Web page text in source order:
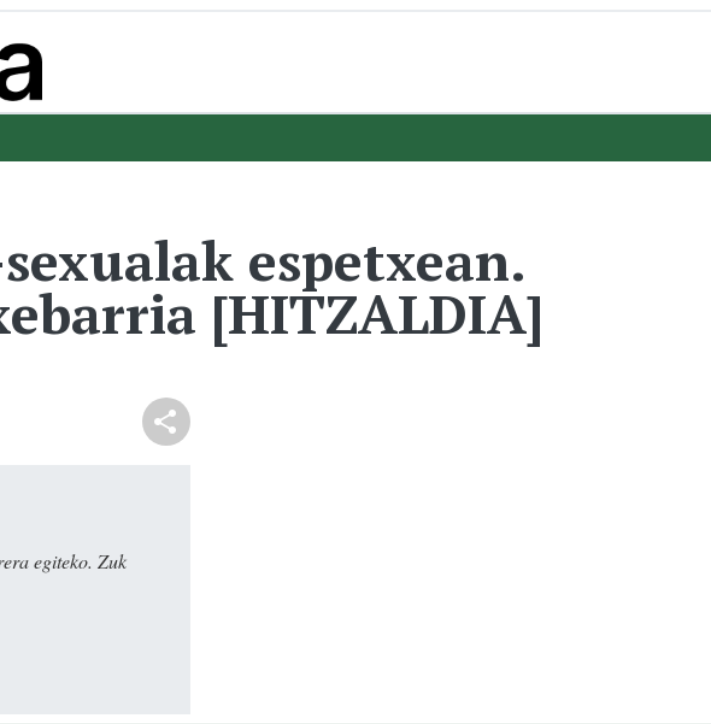
espetxean.
[HITZALDIA]
egiteko. Zuk